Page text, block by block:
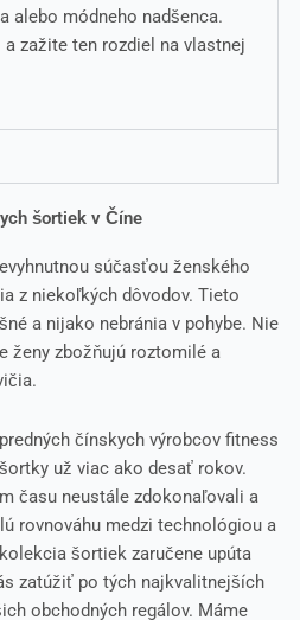
alebo módneho nadšenca.
zažite ten rozdiel na vlastnej
šortiek v Číne
súčasťou ženského
z niekoľkých dôvodov. Tieto
a nijako nebránia v pohybe. Nie
ženy zbožňujú roztomilé a
čínskych výrobcov fitness
už viac ako desať rokov.
času neustále zdokonaľovali a
rovnováhu medzi technológiou a
šortiek zaručene upúta
zatúžiť po tých najkvalitnejších
obchodných regálov. Máme